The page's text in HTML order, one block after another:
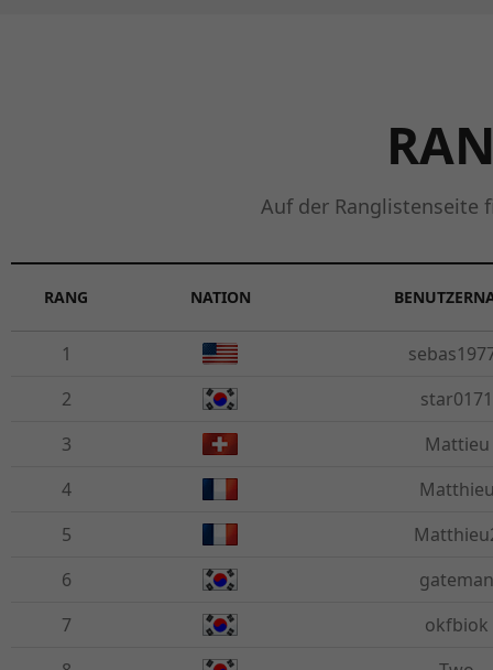
Sonderangebot
2000 CC
Auf der Ranglistenseite
RANG NATION
1
2
star0171
3
Mattieu
4
5
6
gateman
7
okfbiok